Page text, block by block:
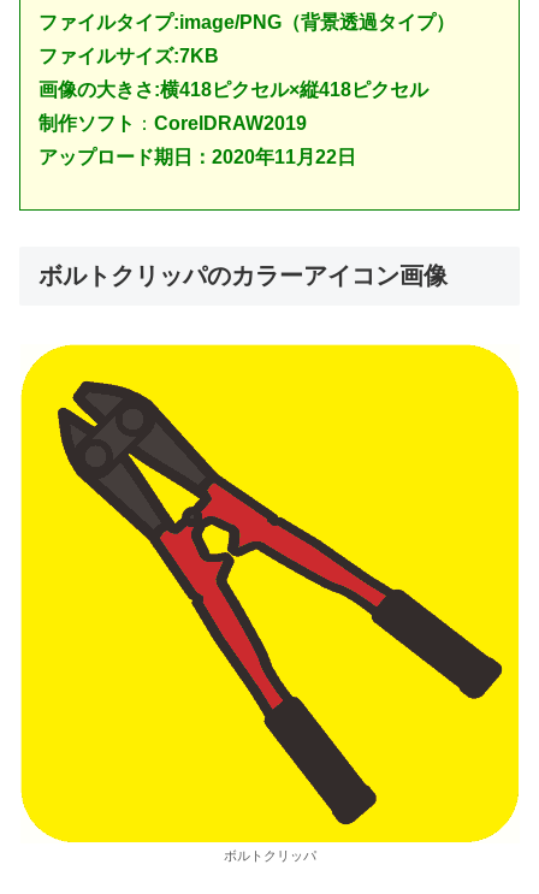
ファイルタイプ:image/PNG（背景透過タイプ）
ファイルサイズ:7KB
画像の大きさ:横418ピクセル×縦418ピクセル
制作ソフト ： CorelDRAW2019
アップロード期日：2020年11月22日
ボルトクリッパのカラーアイコン画像
ボルトクリッパ